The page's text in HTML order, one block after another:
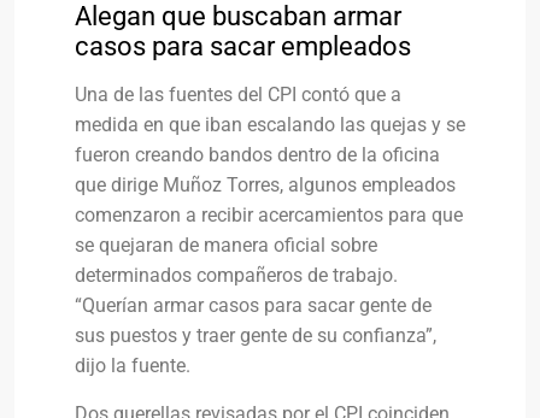
Alegan que buscaban armar
casos para sacar empleados
Una de las fuentes del CPI contó que a
medida en que iban escalando las quejas y se
fueron creando bandos dentro de la oficina
que dirige Muñoz Torres, algunos empleados
comenzaron a recibir acercamientos para que
se quejaran de manera oficial sobre
determinados compañeros de trabajo.
“Querían armar casos para sacar gente de
sus puestos y traer gente de su confianza”,
dijo la fuente.